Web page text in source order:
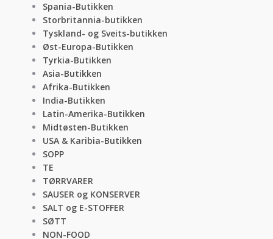
Spania-Butikken
Storbritannia-butikken
Tyskland- og Sveits-butikken
Øst-Europa-Butikken
Tyrkia-Butikken
Asia-Butikken
Afrika-Butikken
India-Butikken
Latin-Amerika-Butikken
Midtøsten-Butikken
USA & Karibia-Butikken
SOPP
TE
TØRRVARER
SAUSER og KONSERVER
SALT og E-STOFFER
SØTT
NON-FOOD